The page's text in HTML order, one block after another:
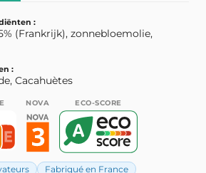
:
(Frankrijk), zonnebloemolie,
:
Cacahuètes
NOVA ECO-SCORE
Fabriqué en France